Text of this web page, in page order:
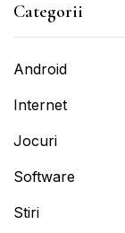
Categorii
Android
Internet
Jocuri
Software
Stiri